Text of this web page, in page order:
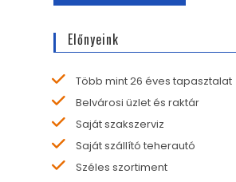
Előnyeink
Több mint 26 éves tapasztalat
Belvárosi üzlet és raktár
Saját szakszerviz
Saját szállító teherautó
Széles szortiment